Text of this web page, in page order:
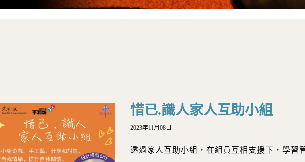
惜已.識人家人互助小組
2023年11月08日
透過家人互助小組，在組員互相支援下，學習